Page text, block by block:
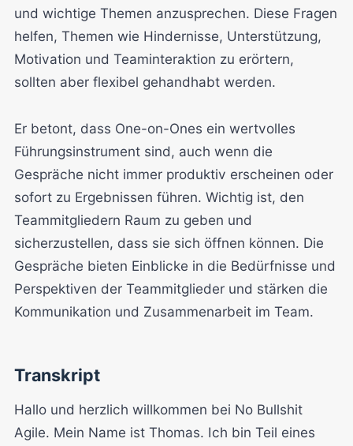
und wichtige Themen anzusprechen. Diese Fragen
helfen, Themen wie Hindernisse, Unterstützung,
Motivation und Teaminteraktion zu erörtern,
sollten aber flexibel gehandhabt werden.
Er betont, dass One-on-Ones ein wertvolles
Führungsinstrument sind, auch wenn die
Gespräche nicht immer produktiv erscheinen oder
sofort zu Ergebnissen führen. Wichtig ist, den
Teammitgliedern Raum zu geben und
sicherzustellen, dass sie sich öffnen können. Die
Gespräche bieten Einblicke in die Bedürfnisse und
Perspektiven der Teammitglieder und stärken die
Kommunikation und Zusammenarbeit im Team.
Transkript
Hallo und herzlich willkommen bei No Bullshit
Agile. Mein Name ist Thomas. Ich bin Teil eines